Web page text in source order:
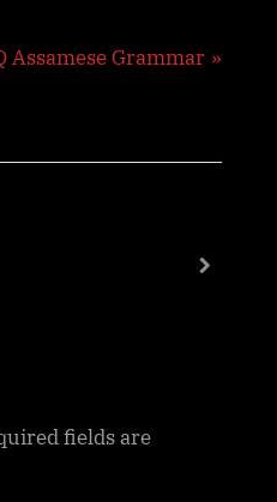
Assamese Grammar
next
fields are